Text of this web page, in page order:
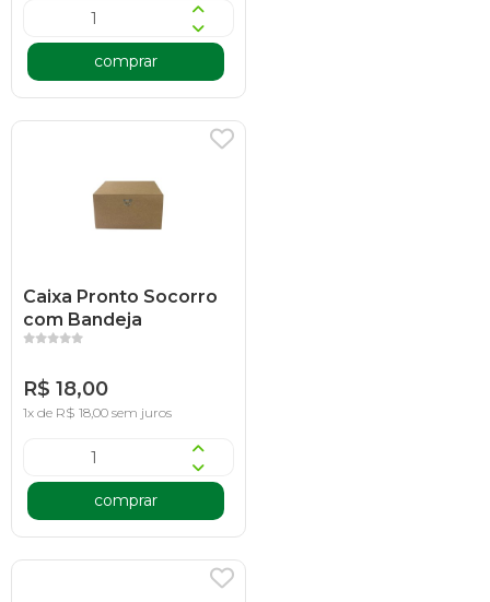
comprar
Caixa Pronto Socorro
com Bandeja
R$ 18,00
1x de R$ 18,00 sem juros
comprar